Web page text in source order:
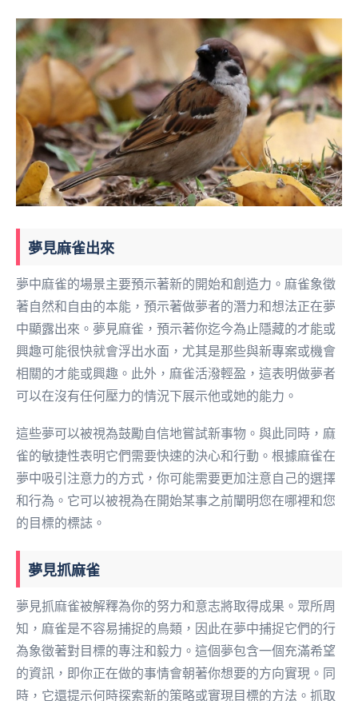
夢見麻雀出來
夢中麻雀的場景主要預示著新的開始和創造力。麻雀象徵
著自然和自由的本能，預示著做夢者的潛力和想法正在夢
中顯露出來。夢見麻雀，預示著你迄今為止隱藏的才能或
興趣可能很快就會浮出水面，尤其是那些與新專案或機會
相關的才能或興趣。此外，麻雀活潑輕盈，這表明做夢者
可以在沒有任何壓力的情況下展示他或她的能力。
這些夢可以被視為鼓勵自信地嘗試新事物。與此同時，麻
雀的敏捷性表明它們需要快速的決心和行動。根據麻雀在
夢中吸引注意力的方式，你可能需要更加注意自己的選擇
和行為。它可以被視為在開始某事之前闡明您在哪裡和您
的目標的標誌。
夢見抓麻雀
夢見抓麻雀被解釋為你的努力和意志將取得成果。眾所周
知，麻雀是不容易捕捉的鳥類，因此在夢中捕捉它們的行
為象徵著對目標的專注和毅力。這個夢包含一個充滿希望
的資訊，即你正在做的事情會朝著你想要的方向實現。同
時，它還提示何時探索新的策略或實現目標的方法。抓取